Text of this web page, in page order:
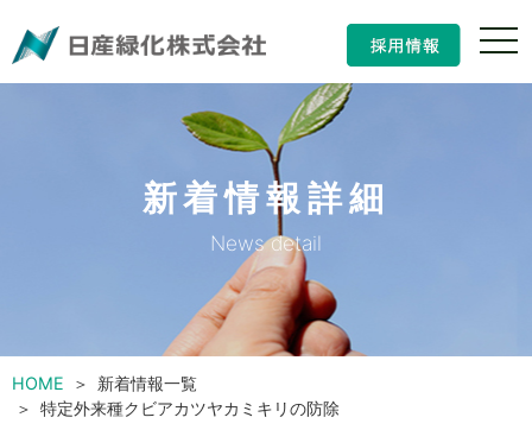
ナ
ビ
ゲ
新着情報詳細
News detail
HOME
新着情報一覧
特定外来種クビアカツヤカミキリの防除